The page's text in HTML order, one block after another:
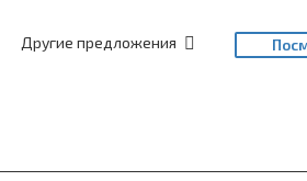
Другие предложения